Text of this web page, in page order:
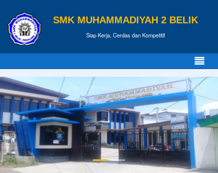
SMK MUHAMMADIYAH 2 BELIK
Siap Kerja, Cerdas dan Kompetitif